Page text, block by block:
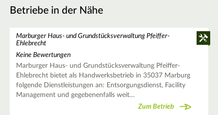
Betriebe in der Nähe
Marburger Haus- und Grundstücksverwaltung Pfeiffer-
Ehlebrecht
Keine Bewertungen
Marburger Haus- und Grundstücksverwaltung Pfeiffer-
Ehlebrecht bietet als Handwerksbetrieb in 35037 Marburg
folgende Dienstleistungen an: Entsorgungsdienst, Facility
Management und gegebenenfalls weit…
Zum Betrieb